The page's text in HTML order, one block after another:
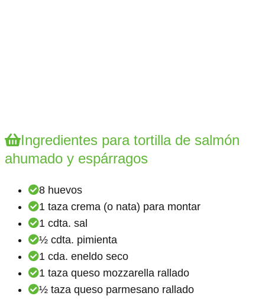
Ingredientes para tortilla de salmón
ahumado y espárragos
8 huevos
1 taza crema (o nata) para montar
1 cdta. sal
½ cdta. pimienta
1 cda. eneldo seco
1 taza queso mozzarella rallado
½ taza queso parmesano rallado